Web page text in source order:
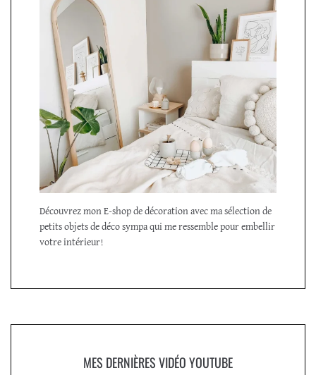
Découvrez mon E-shop de décoration avec ma sélection de
petits objets de déco sympa qui me ressemble pour embellir
votre intérieur!
MES DERNIÈRES VIDÉO YOUTUBE